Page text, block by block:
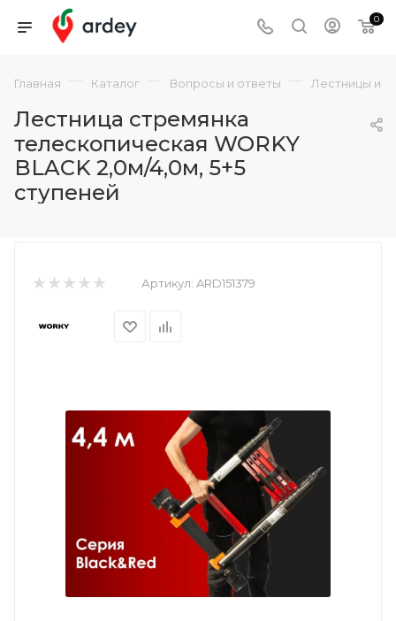
0
Главная — Каталог — Вопросы и ответы — Лестницы и
Лестница стремянка
телескопическая WORKY
BLACK 2,0м/4,0м, 5+5
ступеней
Артикул: ARD151379